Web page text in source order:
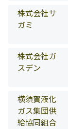
株式会社サ
ガミ
株式会社ガ
スデン
横須賀液化
ガス集団供
給協同組合